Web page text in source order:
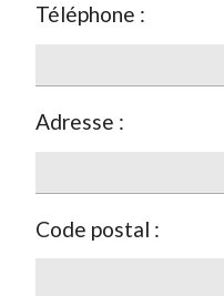
Téléphone :
Adresse :
Code postal :